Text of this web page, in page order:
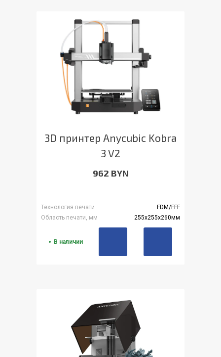
3D принтер Anycubic Kobra
3 V2
962 BYN
Технология печати
FDM/FFF
Область печати, мм
255х255х260мм
В наличии